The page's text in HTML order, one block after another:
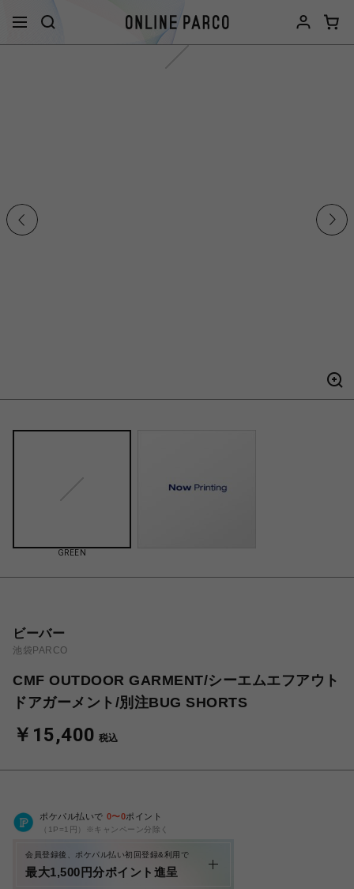
GREEN
ビーバー
池袋PARCO
CMF OUTDOOR GARMENT/シーエムエフアウト
ドアガーメント/別注BUG SHORTS
￥15,400 税込
ポケパル払いで 0〜0ポイント
（1P=1円）※キャンペーン分除く
会員登録後、ポケパル払い初回登録&利用で
最大1,500円分ポイント進呈